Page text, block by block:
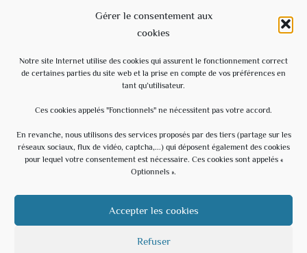
Gérer le consentement aux
cookies
Notre site Internet utilise des cookies qui assurent le fonctionnement correct
de certaines parties du site web et la prise en compte de vos préférences en
tant qu’utilisateur.
Ces cookies appelés "Fonctionnels" ne nécessitent pas votre accord.
En revanche, nous utilisons des services proposés par des tiers (partage sur les
réseaux sociaux, flux de vidéo, captcha,...) qui déposent également des cookies
pour lequel votre consentement est nécessaire. Ces cookies sont appelés «
Optionnels ».
Accepter les cookies
Refuser
Video du conseil municipal du 28/11/2025
Ecole
3 septembre 2025
Évènements à venir
AOÛT 20 h 30 min-23 h 30 min
Soirée Estivale – With U – Hommage à U2
Voir le calendrier